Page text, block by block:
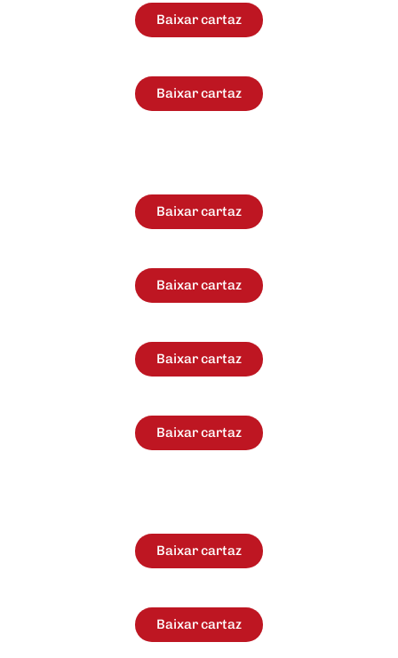
Baixar cartaz
Baixar cartaz
Baixar cartaz
Baixar cartaz
Baixar cartaz
Baixar cartaz
Baixar cartaz
Baixar cartaz